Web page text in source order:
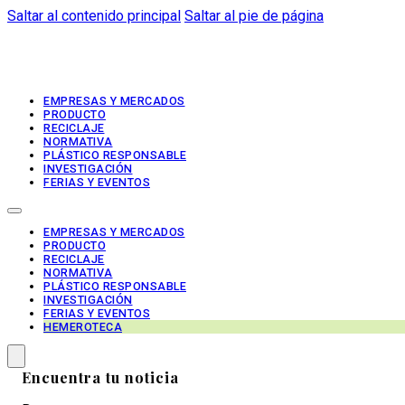
Saltar al contenido principal Saltar al pie de página
EMPRESAS Y MERCADOS
PRODUCTO
RECICLAJE
NORMATIVA
PLÁSTICO RESPONSABLE
INVESTIGACIÓN
FERIAS Y EVENTOS
EMPRESAS Y MERCADOS
PRODUCTO
RECICLAJE
NORMATIVA
PLÁSTICO RESPONSABLE
INVESTIGACIÓN
FERIAS Y EVENTOS
HEMEROTECA
Encuentra tu noticia